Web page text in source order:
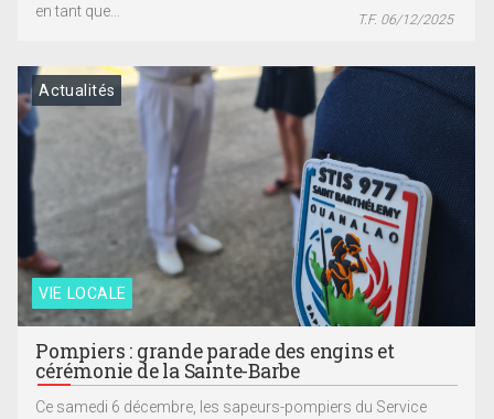
en tant que...
T.F. 06/12/2025
VIE LOCALE
Actualités
Pompiers : grande parade des engins et
cérémonie de la Sainte-Barbe
Ce samedi 6 décembre, les sapeurs-pompiers du Service